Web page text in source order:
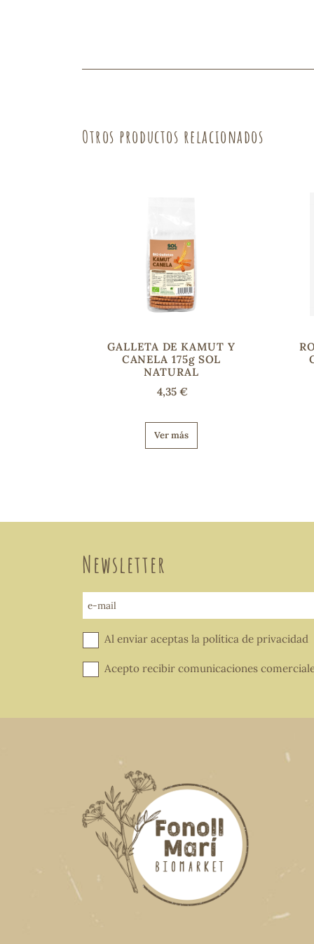
Otros productos relacionados
GALLETA DE KAMUT Y
CANELA 175g SOL
NATURAL
4,35 €
Ver más
Newsletter
e-mail
Al enviar aceptas la política de privacidad
Acepto recibir comunicaciones